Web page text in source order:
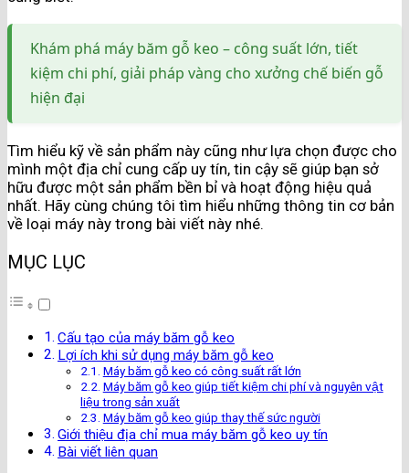
Khám phá máy băm gỗ keo – công suất lớn, tiết
kiệm chi phí, giải pháp vàng cho xưởng chế biến gỗ
hiện đại
Tìm hiểu kỹ về sản phẩm này cũng như lựa chọn được cho
mình một địa chỉ cung cấp uy tín, tin cậy sẽ giúp bạn sở
hữu được một sản phẩm bền bỉ và hoạt động hiệu quả
nhất. Hãy cùng chúng tôi tìm hiểu những thông tin cơ bản
về loại máy này trong bài viết này nhé.
MỤC LỤC
Cấu tạo của máy băm gỗ keo
Lợi ích khi sử dụng máy băm gỗ keo
Máy băm gỗ keo có công suất rất lớn
Máy băm gỗ keo giúp tiết kiệm chi phí và nguyên vật
liệu trong sản xuất
Máy băm gỗ keo giúp thay thế sức người
Giới thiệu địa chỉ mua máy băm gỗ keo uy tín
Bài viết liên quan